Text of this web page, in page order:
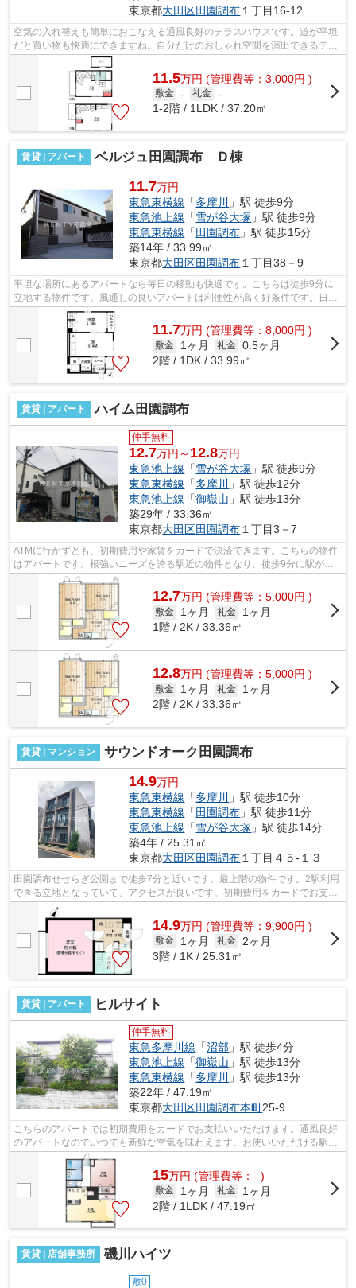
東京都大田区田園調布 １丁目16-12
空気の入れ替えも簡単におこなえる通風良好のテラスハウスです。道が平坦
だと買い物も快適にできますね。自分だけのおしゃれ空間を演出できるテラ
スハウスの物件です。こちらは徒歩8分...
11.5万円 (管理費等：3,000円 )
敷金 - 礼金 -
1-2階 / 1LDK / 37.20㎡
賃貸 | アパート ベルジュ田園調布 Ｄ棟
11.7万円
東急東横線 「多摩川
」駅 徒歩9分
東急池上線 「雪が谷大塚 」駅 徒歩9分
東急東横線 「 田園調布 」駅 徒歩15分
築14年 / 33.99㎡
東京都大田区田園調布 １丁目38－9
平坦な場所にあるアパートなら毎日の移動も快適です。こちらは徒歩9分に
立地する物件です。風通しの良いアパートは利便性が高く好条件です。日頃
から電車をよく利用するなら2駅利用可...
11.7万円 (管理費等：8,000円 )
敷金 1ヶ月 礼金 0.5ヶ月
2階 / 1DK / 33.99㎡
賃貸 | アパート ハイム田園調布
仲手無料
12.7万円～ 12.8万円
東急池上線 「雪が谷大塚 」駅 徒歩9分
東急東横線 「多摩川
」駅 徒歩12分
東急池上線 「御嶽山 」駅 徒歩13分
築29年 / 33.36㎡
東京都大田区田園調布 １丁目3－7
ATMに行かずとも、初期費用や家賃をカードで決済できます。こちらの物件
はアパートです。根強いニーズを誇る駅近の物件となり、徒歩9分に駅があ
ります。周辺に駅が二つあり、交通の利...
12.7万円 (管理費等：5,000円 )
敷金 1ヶ月 礼金
1ヶ月
1階 / 2K / 33.36㎡
12.8万円 (管理費等：5,000円 )
敷金 1ヶ月 礼金
1ヶ月
2階 / 2K / 33.36㎡
賃貸 | マンション サウンドオーク田園調布
14.9万円
東急東横線 「多摩川
」駅 徒歩10分
東急東横線 「 田園調布 」駅 徒歩11分
東急池上線 「雪が谷大塚 」駅 徒歩14分
築4年 / 25.31㎡
東京都大田区田園調布１丁目４５-１３
田園調布せせらぎ公園まで徒歩7分と近いです。最上階の物件です。2駅利用
できる立地となっていて、アクセスが良いです。初期費用をカードでお支払
いいただけるので、カードで決済した...
14.9万円 (管理費等：9,900円 )
敷金 1ヶ月 礼金
2ヶ月
3階 / 1K / 25.31㎡
賃貸 | アパート ヒルサイト
仲手無料
東急多摩川線 「沼部 」駅 徒歩4分
東急池上線 「御嶽山 」駅 徒歩13分
東急東横線 「多摩川
」駅 徒歩13分
築22年 / 47.19㎡
東京都大田区田園調布本町25-9
こちらのアパートでは初期費用をカードでお支払いいただけます。通風良好
のアパートなのでいつでも新鮮な空気を味わえます。お使いいただける駅は
2駅あり、行き先に応じて使い分けがで...
15万円 (管理費等：- )
敷金 1ヶ月 礼金
1ヶ月
2階 / 1LDK / 47.19㎡
賃貸 | 店舗事務所 磯川ハイツ
敷0